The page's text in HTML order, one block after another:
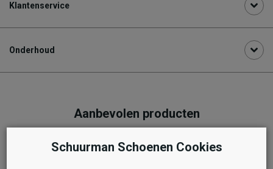
Klantenservice
Onderhoud
Aanbevolen producten
Schuurman Schoenen Cookies